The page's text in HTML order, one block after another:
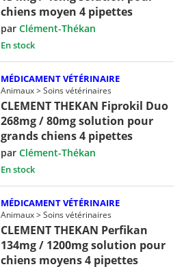
chiens moyen 4 pipettes
parClément-Thékan
En stock
MÉDICAMENT VÉTÉRINAIRE
Animaux > Soins vétérinaires
CLEMENT THEKAN Fiprokil Duo
268mg / 80mg solution pour
grands chiens 4 pipettes
parClément-Thékan
En stock
MÉDICAMENT VÉTÉRINAIRE
Animaux > Soins vétérinaires
CLEMENT THEKAN Perfikan
134mg / 1200mg solution pour
chiens moyens 4 pipettes